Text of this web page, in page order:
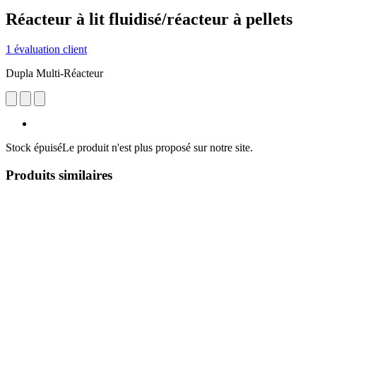
Réacteur à lit fluidisé/réacteur à pellets
1 évaluation client
Dupla Multi-Réacteur
Stock épuiséLe produit n'est plus proposé sur notre site.
Produits similaires